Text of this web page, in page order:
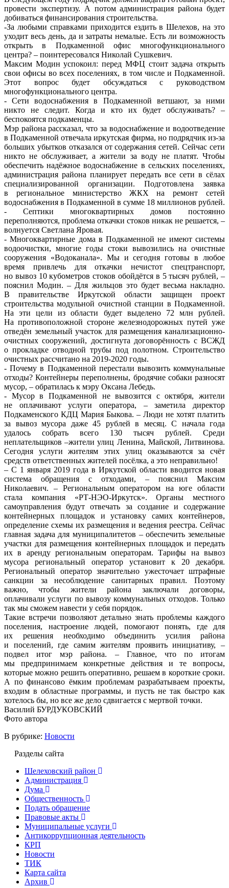
провести экспертизу. А потом администрация района будет
добиваться финансирования строительства.
-За любыми справками приходится ездить в Шелехов, на это
уходит весь день, да и затраты немалые. Есть ли возможность
открыть в Подкаменной офис многофункционального
центра? – поинтересовался Николай Сушкевич.
Максим Модин успокоил: перед МФЦ стоит задача открыть
свои офисы во всех поселениях, в том числе и Подкаменной.
Этот вопрос будет обсуждаться с руководством
многофункционального центра.
- Сети водоснабжения в Подкаменной ветшают, за ними
никто не следит. Когда и кто их будет обслуживать? –
беспокоятся подкаменцы.
Мэр района рассказал, что за водоснабжение и водоотведение
в Подкаменной отвечала иркутская фирма, но подрядчик из-за
больших убытков отказался от содержания сетей. Сейчас сети
никто не обслуживает, а жители за воду не платят. Чтобы
обеспечить надёжное водоснабжение в сельских поселениях,
администрация района планирует передать все сети в сёлах
специализированной организации. Подготовлена заявка
в региональное министерство ЖКХ на ремонт сетей
водоснабжения в Подкаменной в сумме 18 миллионов рублей.
- Септики многоквартирных домов постоянно
переполняются, проблема откачки стоков никак не решается, –
волнуется Светлана Яровая.
- Многоквартирные дома в Подкаменной не имеют системы
водоочистки, многие годы стоки вывозились на очистные
сооружения «Водоканала». Мы и сегодня готовы в любое
время привлечь для откачки нечистот спецтранспорт,
но вывоз 10 кубометров стоков обойдётся в 5 тысяч рублей, –
пояснил Модин. – Для жильцов это будет весьма накладно.
В правительстве Иркутской области защищен проект
строительства модульной очистной станции в Подкаменной.
На эти цели из области будет выделено 72 млн рублей.
На противоположной стороне железнодорожных путей уже
отведён земельный участок для размещения канализационно-
очистных сооружений, достигнута договорённость с ВСЖД
о прокладке отводной трубы под полотном. Строительство
очистных рассчитано на 2019-2020 годы.
- Почему в Подкаменной перестали вывозить коммунальные
отходы? Контейнеры переполнены, бродячие собаки разносят
мусор, – обратилась к мэру Оксана Лебедь.
- Мусор в Подкаменной не вывозится с октября, жители
не оплачивают услуги оператора, – заметила директор
Подкаменского КДЦ Мария Быкова. – Люди не хотят платить
за вывоз мусора даже 45 рублей в месяц. С начала года
удалось собрать всего 130 тысяч рублей. Среди
неплательщиков –жители улиц Ленина, Майской, Литвинова.
Сегодня услуги жителям этих улиц оказываются за счёт
средств ответственных жителей посёлка, а это неправильно!
– С 1 января 2019 года в Иркутской области вводится новая
система обращения с отходами, – пояснил Максим
Николаевич. – Региональным оператором на юге области
стала компания «РТ-НЭО-Иркутск». Органы местного
самоуправления будут отвечать за создание и содержание
контейнерных площадок и установку самих контейнеров,
определение схемы их размещения и ведения реестра. Сейчас
главная задача для муниципалитетов – обеспечить земельные
участки для размещения контейнерных площадок и передать
их в аренду региональным операторам. Тарифы на вывоз
мусора региональный оператор установит к 20 декабря.
Региональный оператор значительно ужесточает штрафные
санкции за несоблюдение санитарных правил. Поэтому
важно, чтобы жители района заключали договоры,
оплачивали услуги по вывозу коммунальных отходов. Только
так мы сможем навести у себя порядок.
Такие встречи позволяют детально знать проблемы каждого
поселения, настроение людей, помогают понять, где для
их решения необходимо объединить усилия района
и поселений, где самим жителям проявить инициативу, –
подвел итог мэр района. – Главное, что по итогам
мы предпринимаем конкретные действия и те вопросы,
которые можно решить оперативно, решаем в короткие сроки.
А по финансово ёмким проблемам разрабатываем проекты,
входим в областные программы, и пусть не так быстро как
хотелось бы, но все же дело сдвигается с мертвой точки.
Василий БУРДУКОВСКИЙ
Фото автора
В рубрике: Новости
Разделы сайта
Шелеховский район
Администрация
Дума
Общественность
Подать обращение
Правовые акты
Муниципальные услуги
Антикоррупционная деятельность
КРП
Новости
ТИК
Карта сайта
Архив